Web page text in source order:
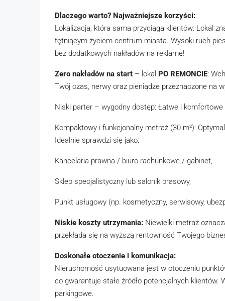
Dlaczego warto? Najważniejsze korzyści:
Lokalizacja, która sama przyciąga klientów: Lokal
tętniącym życiem centrum miasta. Wysoki ruch
bez dodatkowych nakładów na reklamę!
Zero nakładów na start – lokal PO REMONCIE:
Twój czas, nerwy oraz pieniądze przeznaczone na
Niski parter – wygodny dostęp: Łatwe i
Kompaktowy i funkcjonalny metraż (30 m²):
Idealnie sprawdzi się jako:
Kancelaria prawna / biuro rachunkowe / gabinet,
Sklep specjalistyczny lub salonik prasowy,
Punkt usługowy (np. kosmetyczny, serwisowy,
Niskie koszty utrzymania: Niewielki metraż
przekłada się na wyższą rentowność Twojego
Doskonałe otoczenie i komunikacja:
Nieruchomość usytuowana jest w otoczeniu
co gwarantuje stałe źródło potencjalnych
parkingowe.